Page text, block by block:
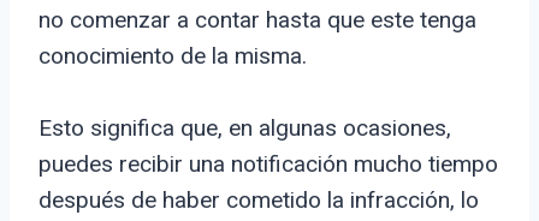
no comenzar a contar hasta que este tenga
conocimiento de la misma.
Esto significa que, en algunas ocasiones,
puedes recibir una notificación mucho tiempo
después de haber cometido la infracción, lo